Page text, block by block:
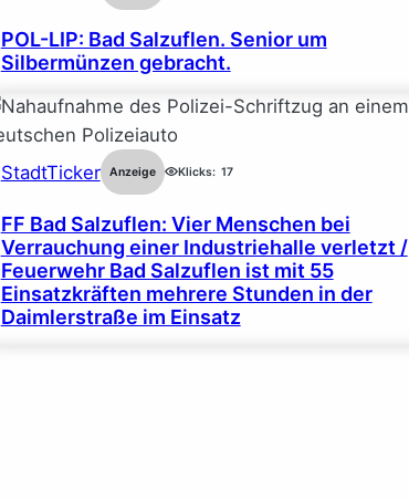
POL-LIP: Bad Salzuflen. Senior um
Silbermünzen gebracht.
StadtTicker Anzeige Klicks: 17
FF Bad Salzuflen: Vier Menschen bei
Verrauchung einer Industriehalle verletzt /
Feuerwehr Bad Salzuflen ist mit 55
Einsatzkräften mehrere Stunden in der
Daimlerstraße im Einsatz